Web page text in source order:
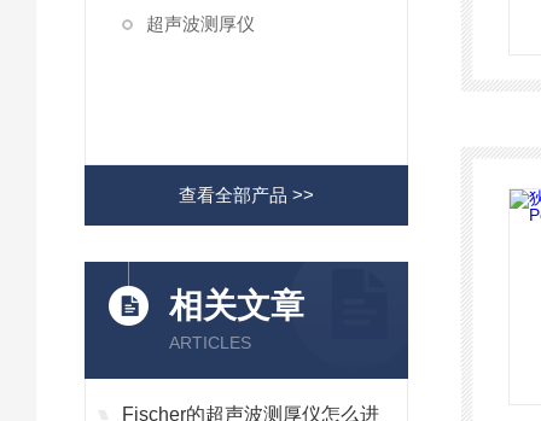
超声波测厚仪
查看全部产品 >>
相关文章
ARTICLES
Fischer的超声波测厚仪怎么进